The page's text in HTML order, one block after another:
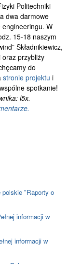
Politechniki
dwa darmowe
engineeringu. W
15-18 naszym
Składnikiewicz,
przybliży
do
stronie projektu i
spotkanie!
l5x.
polskie "Raporty o
informacji w
informacji w